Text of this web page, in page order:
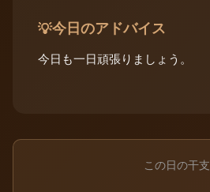
💡今日のアドバイス
今日も一日頑張りましょう。
この日の干支